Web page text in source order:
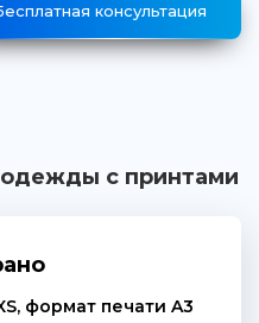
консультация
с принтами
, формат печати A3